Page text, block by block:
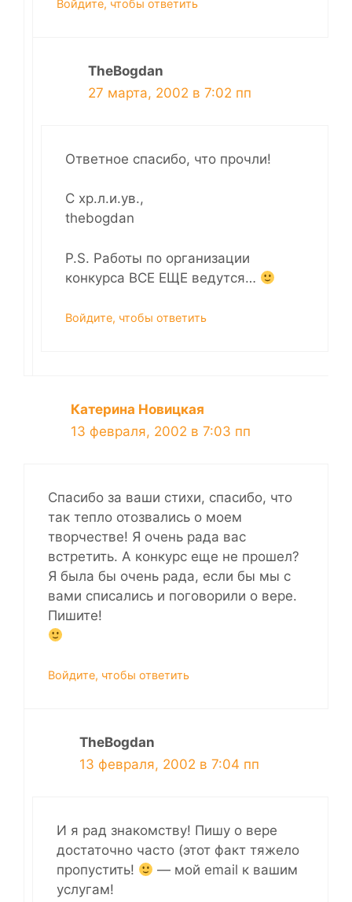
Войдите, чтобы ответить
TheBogdan
27 марта, 2002 в 7:02 пп
Ответное спасибо, что прочли!
С хр.л.и.ув.,
thebogdan
P.S. Работы по организации
конкурса ВСЕ ЕЩЕ ведутся…
Войдите, чтобы ответить
Катерина Новицкая
13 февраля, 2002 в 7:03 пп
Спасибо за ваши стихи, спасибо, что
так тепло отозвались о моем
творчестве! Я очень рада вас
встретить. А конкурс еще не прошел?
Я была бы очень рада, если бы мы с
вами списались и поговорили о вере.
Пишите!
Войдите, чтобы ответить
TheBogdan
13 февраля, 2002 в 7:04 пп
И я рад знакомству! Пишу о вере
достаточно часто (этот факт тяжело
пропустить!
— мой email к вашим
услугам!